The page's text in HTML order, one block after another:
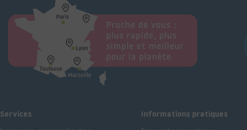
Services Informations pratiques